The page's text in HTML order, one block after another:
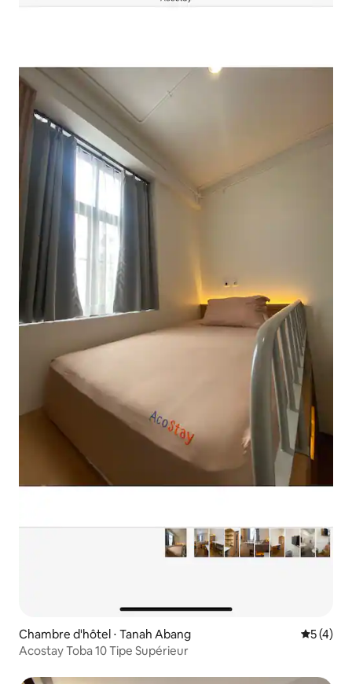
Chambre d'hôtel ⋅ Tanah Abang
5 (4)
Acostay Toba 10 Tipe Supérieur